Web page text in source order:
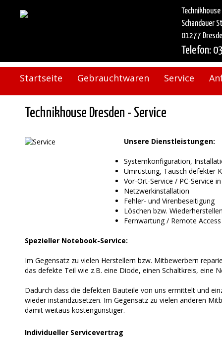
Technikhouse
Schandauer
01277
Telefon:
Startseite Gebrauchtwaren Service
Technikhouse Dresden - Service
Unsere Dienstleistungen:
Systemkonfiguration,
Umrüstung, Tausch defekter
Vor-Ort-Service / PC-Service
Netzwerkinstallation
Fehler- und Virenbeseitigung
Löschen bzw.
Fernwartung / Remote
Spezieller Notebook-Service:
Im Gegensatz zu vielen Herstellern bzw. Mitbewerbern
das defekte Teil wie z.B. eine Diode, einen Schaltkreis, eine
Dadurch dass die defekten Bauteile von uns ermittelt und
wieder instandzusetzen. Im Gegensatz zu vielen anderen
damit weitaus kostengünstiger.
Individueller Servicevertrag